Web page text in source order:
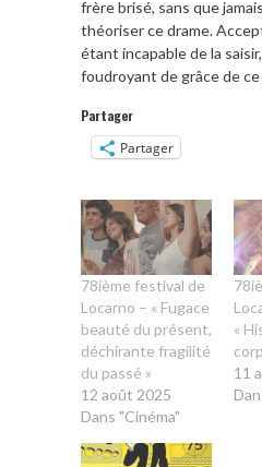
frère brisé, sans que
théoriser ce drame.
étant incapable de la
foudroyant de grâce de ce
Partager
Partager
78ième festival de
Locarno – « Fugace
beauté du présent,
déchirante fragilité
du passé »
12 août 2025
Dans "Cinéma"
«
11